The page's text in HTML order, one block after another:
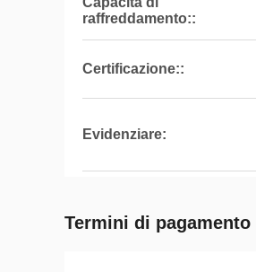
raffreddamento::
Certificazione::
Evidenziare:
Termini di